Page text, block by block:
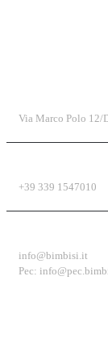
Via Marco Polo 12/
+39 339 1547010
info@bimbisi.it
Pec: